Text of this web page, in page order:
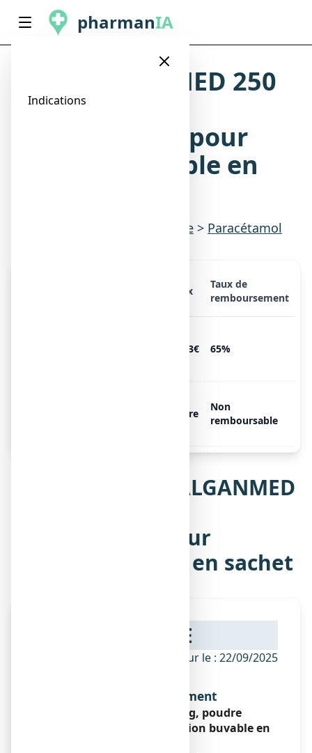
Indications
pharmanIA
EFFERALGANMED 250
mg, poudre
effervescente pour
solution buvable en
Douleurs & fièvre > Paracétamol
Prix
Taux de
remboursement
2.33€ 65%
Libre
Non
remboursable
Notice de EFFERALGANMED
effervescente pour
solution buvable en sachet
NOTICE
ANSM - Mis à jour le : 22/09/2025
Dénomination du médicament
EFFERALGAN 250 mg, poudre
effervescente pour solution buvable en